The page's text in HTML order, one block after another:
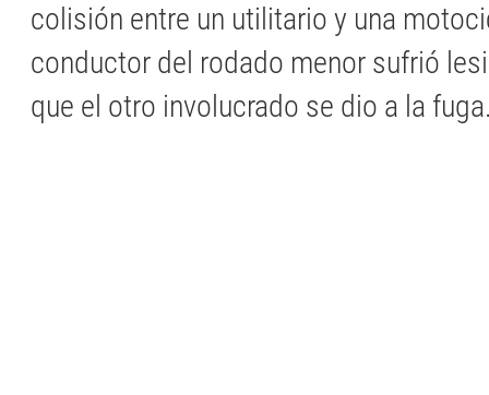
colisión entre un utilitario y una
conductor del rodado menor sufrió
que el otro involucrado se dio a la